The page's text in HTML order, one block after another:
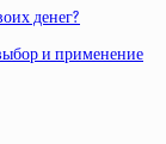
денег?
и применение